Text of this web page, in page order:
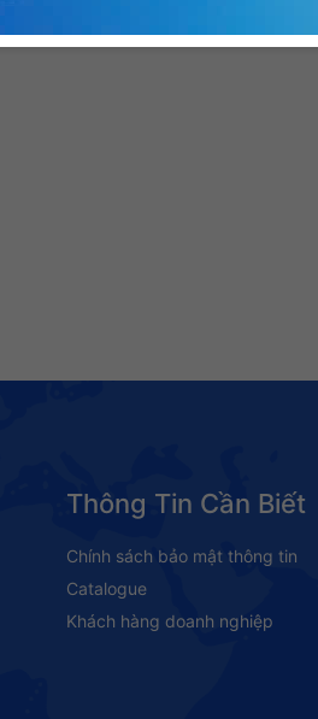
Thông Tin Cần Biết
Chính sách bảo mật thông tin
Catalogue
Khách hàng doanh nghiệp